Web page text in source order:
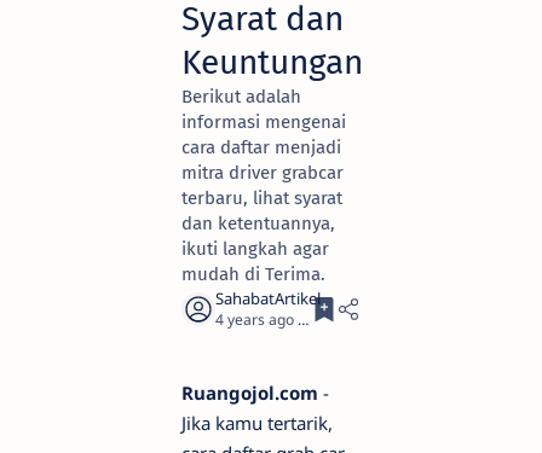
Syarat dan
Keuntungan
Berikut adalah
informasi mengenai
cara daftar menjadi
mitra driver grabcar
terbaru, lihat syarat
dan ketentuannya,
ikuti langkah agar
mudah di Terima.
4 years ago 5
Ruangojol.com -
Jika kamu tertarik,